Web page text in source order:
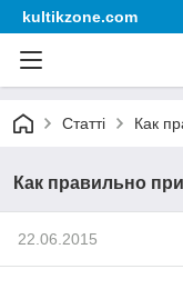
kultikzone.com
Статті Как
Как правильно
22.06.2015